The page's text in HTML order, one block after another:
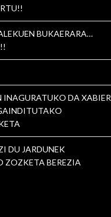
BUKAERARA…
DA XABIER
DU JARDUNEK
ZOZKETA BEREZIA